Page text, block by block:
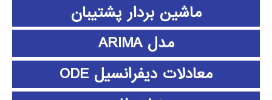
ماشین بردار پشتیبان
مدل ARIMA
معادلات دیفرانسیل ODE